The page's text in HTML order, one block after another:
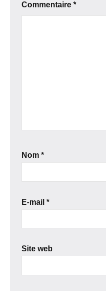
Commentaire *
Nom *
E-mail *
Site web